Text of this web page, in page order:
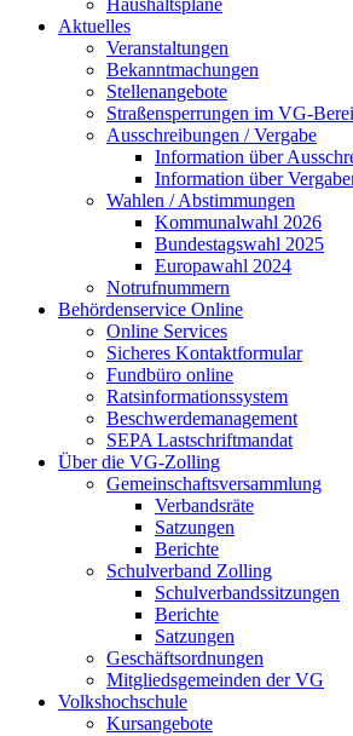
Haushaltspläne
Aktuelles
Veranstaltungen
Bekanntmachungen
Stellenangebote
Straßensperrungen im VG-
Ausschreibungen / Vergabe
Information über
Information über
Wahlen / Abstimmungen
Kommunalwahl 2026
Bundestagswahl 2025
Europawahl 2024
Notrufnummern
Behördenservice Online
Online Services
Sicheres Kontaktformular
Fundbüro online
Ratsinformationssystem
Beschwerdemanagement
SEPA Lastschriftmandat
Über die VG-Zolling
Gemeinschaftsversammlung
Verbandsräte
Satzungen
Berichte
Schulverband Zolling
Schulverbandssitzungen
Berichte
Satzungen
Geschäftsordnungen
Mitgliedsgemeinden der VG
Volkshochschule
Kursangebote